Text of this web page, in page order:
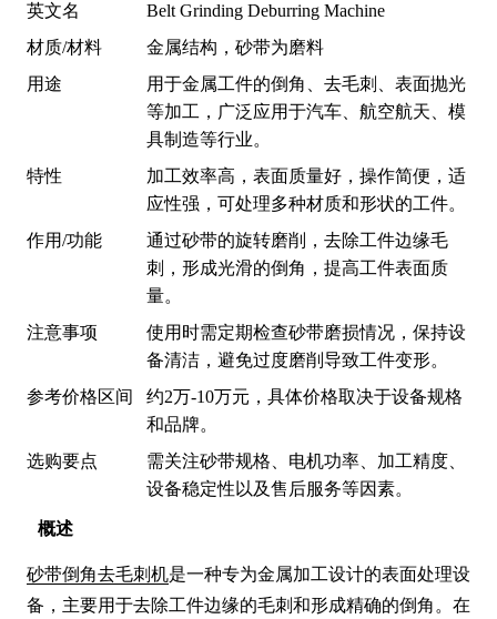
概述
砂带倒角去毛刺机是一种专为金属加工设计的表面处理设
备，主要用于去除工件边缘的毛刺和形成精确的倒角。在
英文名
Belt Grinding Deburring Machine
材质/材料
金属结构，砂带为磨料
用途
用于金属工件的倒角、去毛刺、表面抛光
等加工，广泛应用于汽车、航空航天、模
具制造等行业。
特性
加工效率高，表面质量好，操作简便，适
应性强，可处理多种材质和形状的工件。
作用/功能
通过砂带的旋转磨削，去除工件边缘毛
刺，形成光滑的倒角，提高工件表面质
量。
注意事项
使用时需定期检查砂带磨损情况，保持设
备清洁，避免过度磨削导致工件变形。
参考价格区间
约2万-10万元，具体价格取决于设备规格
和品牌。
选购要点
需关注砂带规格、电机功率、加工精度、
设备稳定性以及售后服务等因素。